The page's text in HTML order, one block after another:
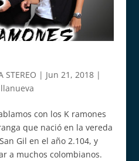
STEREO | Jun 21, 2018|
con los K ramones
que nació en la vereda
Gil en el año 2.104, y
a muchos colombianos.